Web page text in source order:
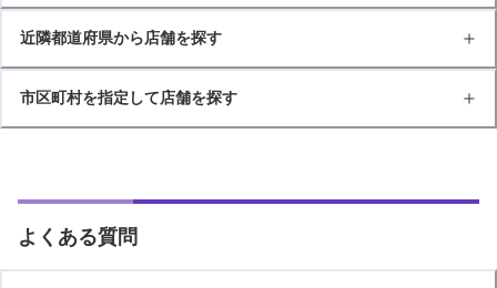
近隣都道府県から店舗を探す
市区町村を指定して店舗を探す
よくある質問